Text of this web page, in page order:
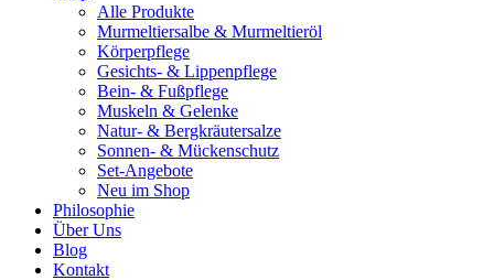
Alle Produkte
Murmeltiersalbe & Murmeltieröl
Körperpflege
Gesichts- & Lippenpflege
Bein- & Fußpflege
Muskeln & Gelenke
Natur- & Bergkräutersalze
Sonnen- & Mückenschutz
Set-Angebote
Neu im Shop
Philosophie
Über Uns
Blog
Kontakt